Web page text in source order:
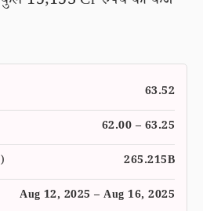
63.52
62.00 – 63.25
265.215B
Aug 12, 2025 – Aug 16, 2025